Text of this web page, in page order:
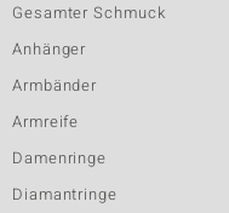
Gesamter Schmuck
Anhänger
Armbänder
Armreife
Damenringe
Diamantringe